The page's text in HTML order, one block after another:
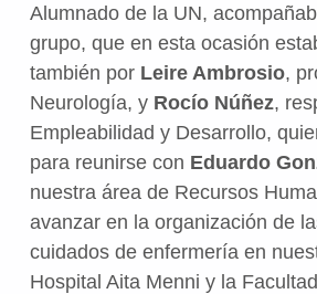
Alumnado de la UN,
grupo, que en esta ocasión
también por Leire Ambrosio,
Neurología, y Rocío Núñez,
Empleabilidad y Desarrollo,
para reunirse con Eduardo
nuestra área de Recursos
avanzar en la organización de
cuidados de enfermería en
Hospital Aita Menni y la